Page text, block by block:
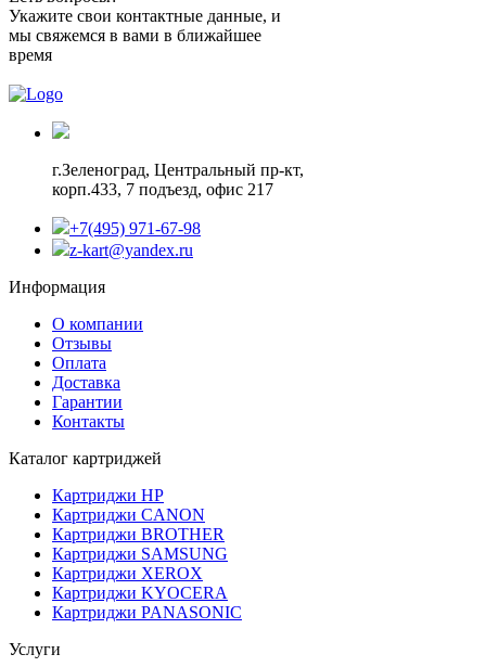
Укажите свои контактные данные, и
мы свяжемся в вами в ближайшее
время
г.Зеленоград, Центральный пр-кт,
корп.433, 7 подъезд, офис 217
+7(495) 971-67-98
z-kart@yandex.ru
Информация
О компании
Отзывы
Оплата
Доставка
Гарантии
Контакты
Каталог картриджей
Картриджи HP
Картриджи CANON
Картриджи BROTHER
Картриджи SAMSUNG
Картриджи XEROX
Картриджи KYOCERA
Картриджи PANASONIC
Услуги